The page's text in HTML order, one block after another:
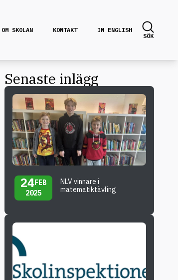
OM SKOLAN KONTAKT
IN ENGLISH
SÖK
Senaste inlägg
24FEB
2025
NLV vinnare i
matematiktävling